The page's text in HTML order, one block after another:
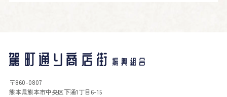
〒860-0807
熊本県熊本市中央区下通1丁目6-15